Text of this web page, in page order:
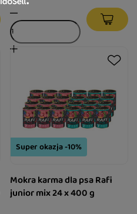
Super okazja -10%
Mokra karma dla psa Rafi
junior mix 24 x 400 g